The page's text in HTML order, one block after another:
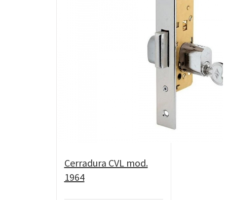
Cerradura CVL mod.
1964